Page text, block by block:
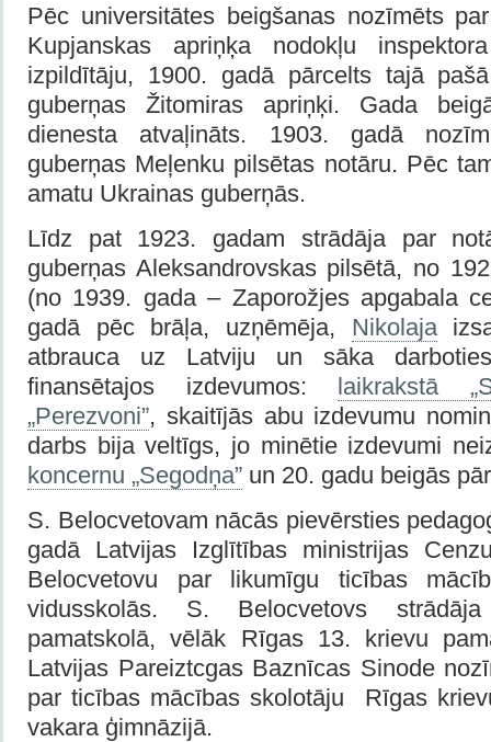
Pēc universitātes beigšanas nоzīmēts
Kupjanskas apriņķa nodokļu
izpildītāju, 1900. gadā pārcelts tajā
guberņas Žitomiras apriņķi. Gada
dienesta atvaļināts. 1903. gadā
guberņas Meļenku pilsētas notāru. Pēc
amatu Ukrainas guberņās.
Līdz pat 1923. gadam strādāja par
guberņas Aleksandrovskas pilsētā, no
(no 1939. gada – Zaporožjes apgabala
gadā pēc brāļa, uzņēmēja, Nikolaja
atbrauca uz Latviju un sāka
finansētajos izdevumos: laikrakstā
„Perezvoni”, skaitījās abu izdevumu
darbs bija veltīgs, jo minētie izdevumi
koncernu „Segodņa” un 20. gadu beigās
S. Belocvetovam nācās pievērsties
gadā Latvijas Izglītības ministrijas
Belocvetovu par likumīgu ticības
vidusskolās. S. Belocvetovs
pamatskolā, vēlāk Rīgas 13. krievu
Latvijas Pareiztcgas Baznīcas Sinode
par ticības mācības skolotāju
Rīgas
vakara ģimnāzijā.